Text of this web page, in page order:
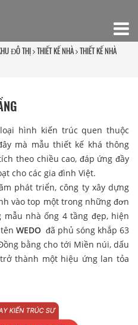
ĐÔ THỊ THIẾT KẾ NHÀ THIẾT KẾ NHÀ
hình kiến trúc quen thuộc
mà mẫu thiết kế khá thông
theo chiều cao, đáp ứng đầy
cho các gia đình Việt.
phát triển, công ty xây dựng
vào top một trong những đơn
nhà ống 4 tầng đẹp, hiện
WEDO đã phủ sóng khắp 63
bằng cho tới Miền núi, dấu
thành một hiệu ứng lan tỏa